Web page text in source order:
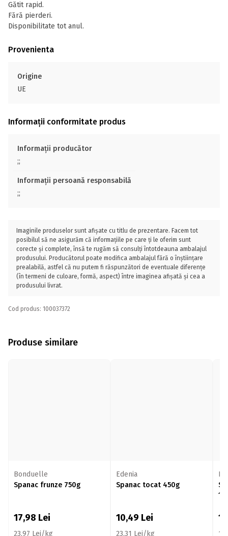
Gătit rapid.
Fără pierderi.
Disponibilitate tot anul.
Provenienta
Origine
UE
Informații conformitate produs
Informații producător
;;
Informații persoană responsabilă
;;
Imaginile produselor sunt afișate cu titlu de prezentare. Facem tot
posibilul să ne asigurăm că informațiile pe care ți le oferim sunt
corecte și complete, însă te rugăm să consulți întotdeauna ambalajul
produsului. Producătorul poate modifica ambalajul fără o înștiințare
prealabilă, astfel că nu putem fi răspunzători de eventuale diferențe
(în termeni de culoare, formă, aspect) între imaginea afișată și cea a
produsului livrat.
Cod produs: 100037372
Produse similare
Bonduelle
Spanac frunze 750g
17,98 Lei
23,97 Lei/kg
Edenia
Spanac tocat 450g
10,49 Lei
23,31 Lei/kg